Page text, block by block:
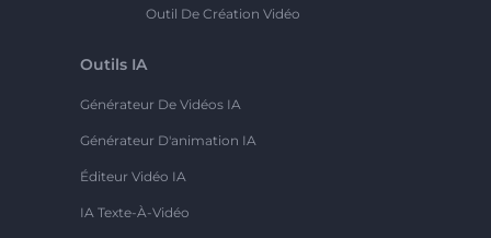
Outil De Création Vidéo
Outils IA
Générateur De Vidéos IA
Générateur D'animation IA
Éditeur Vidéo IA
IA Texte-À-Vidéo